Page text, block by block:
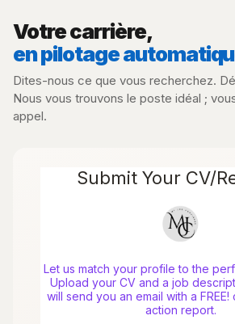
Votre carrière,
en pilotage
Dites-nous ce que vous recherchez.
Nous vous trouvons le poste idéal ;
appel.